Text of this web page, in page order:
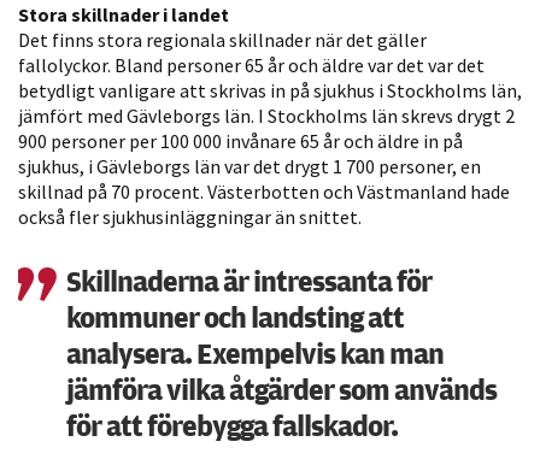
Stora skillnader i landet
Det finns stora regionala skillnader när det gäller
fallolyckor. Bland personer 65 år och äldre var det var det
betydligt vanligare att skrivas in på sjukhus i Stockholms län,
jämfört med Gävleborgs län. I Stockholms län skrevs drygt 2
900 personer per 100 000 invånare 65 år och äldre in på
sjukhus, i Gävleborgs län var det drygt 1 700 personer, en
skillnad på 70 procent. Västerbotten och Västmanland hade
också fler sjukhusinläggningar än snittet.
Skillnaderna är intressanta för
kommuner och landsting att
analysera. Exempelvis kan man
jämföra vilka åtgärder som används
för att förebygga fallskador.
hemsidans
funktionalitet
och
uppbyggnad,
baserat på
hur hemsidan
används.
Upplevelse
För att vår
hemsida ska
prestera så
bra som